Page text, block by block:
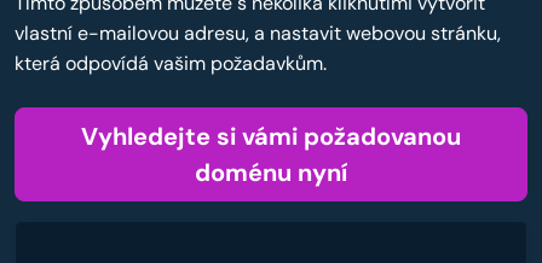
vlastní e-mailovou adresu, a nastavit webovou stránku,
která odpovídá vašim požadavkům.
Vyhledejte si vámi požadovanou
doménu nyní